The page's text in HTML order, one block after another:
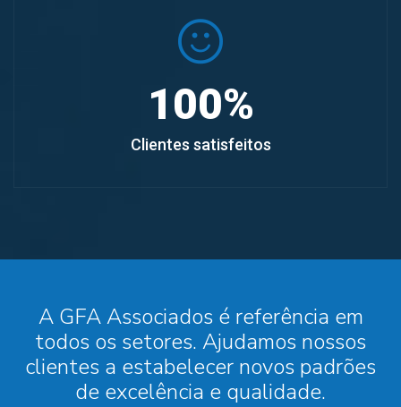
100%
Clientes satisfeitos
A GFA Associados é referência em
todos os setores. Ajudamos nossos
clientes a estabelecer novos padrões
de excelência e qualidade.